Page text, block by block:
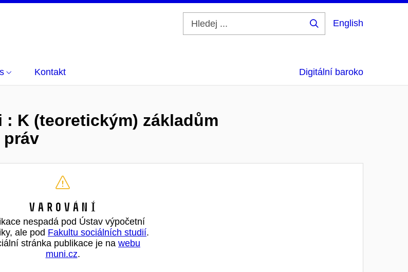
English
Kontakt Digitální baroko
K (teoretickým) základům
Varování
nespadá pod Ústav výpočetní
ale pod Fakultu sociálních studií.
stránka publikace je na webu
muni.cz.